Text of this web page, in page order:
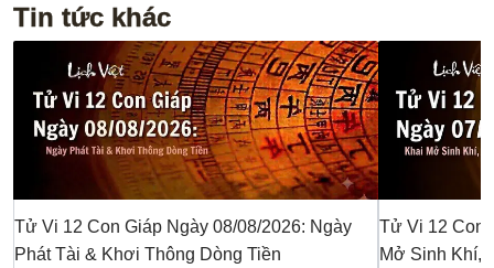
Tin tức khác
Tử Vi 12 Con Giáp Ngày 08/08/2026: Ngày
Phát Tài & Khơi Thông Dòng Tiền
Tử Vi 12 Con
Mở Sinh Khí,